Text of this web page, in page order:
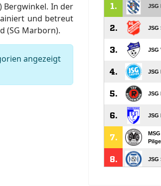
Bergwinkel. In der
und betreut
(SG Marborn).
angezeigt